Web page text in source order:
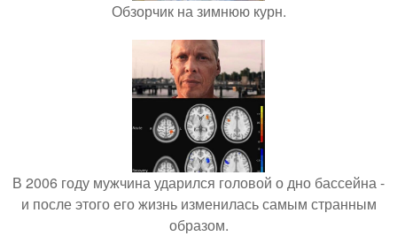
Обзорчик на зимнюю курн.
В 2006 году мужчина ударился головой о дно бассейна -
и после этого его жизнь изменилась самым странным
образом.